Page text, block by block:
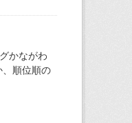
かながわ
順位順の